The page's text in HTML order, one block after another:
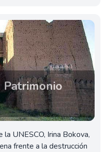
UNESCO, Irina Bokova,
frente a la destrucción